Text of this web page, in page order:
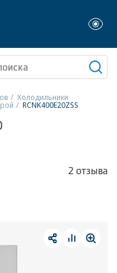
машины
Холодильники
RCNK400E20ZSS
2 отзыва